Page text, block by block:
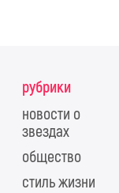
рубрики
новости о
звездах
общество
стиль жизни